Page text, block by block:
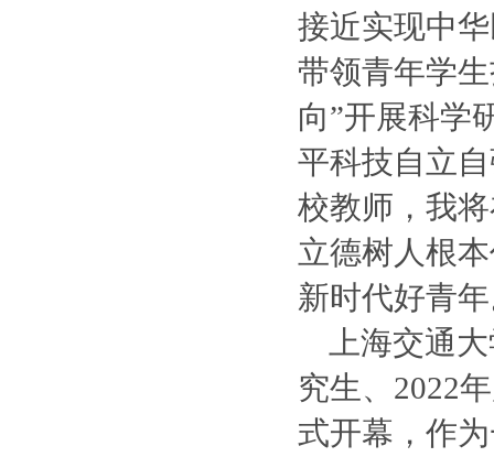
接近实现中
带领青年学
向”开展科学
平科技自立
校教师，我
立德树人根
新时代好青
上海交通
究生、2022
式开幕，作